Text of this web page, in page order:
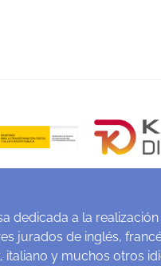
dedicada a la
jurados de inglés,
italiano y muchos otros